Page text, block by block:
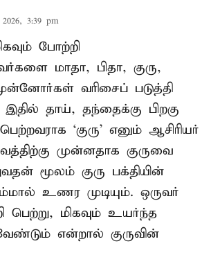
3:39 pm
போற்றி
மாதா, பிதா, குரு,
வரிசைப் படுத்தி
தாய், தந்தைக்கு பிறகு
‘குரு’ எனும் ஆசிரியர்
முன்னதாக குருவை
மூலம் குரு பக்தியின்
உணர முடியும். ஒருவர்
பெற்று, மிகவும் உயர்ந்த
என்றால் குருவின்